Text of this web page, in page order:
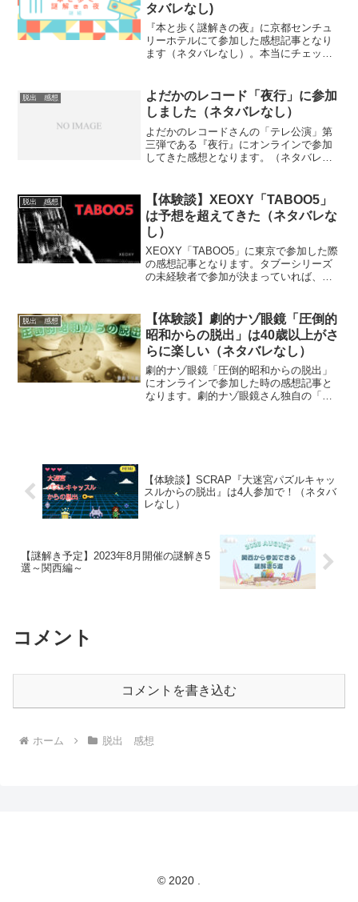
タバレなし)
『​​本と歩く謎解きの夜』に京都センチュ
リーホテルにて参加した感想記事となり
ます（ネタバレなし）。本当にチェック
トですので、雰囲気を知りたい方にお勧
めの記事です。
脱出 感想
よだかのレコード「夜行」に参加
しました（ネタバレなし）
よだかのレコードさんの「テレ公演」第
三弾である『夜行』にオンラインで参加
してきた感想となります。（ネタバレな
脱出 感想
【体験談】XEOXY「TABOO5」
は予想を超えてきた（ネタバレな
し）
XEOXY「TABOO5」に東京で参加した際
の感想記事となります。タブーシリーズ
の未経験者で参加が決まっていれば、内
気を知りたい方にお勧めです。
脱出 感想
【体験談】劇的ナゾ眼鏡「圧倒的
昭和からの脱出」は40歳以上がさ
らに楽しい（ネタバレなし）
劇的ナゾ眼鏡「圧倒的昭和からの脱出」
にオンラインで参加した時の感想記事と
なります。劇的ナゾ眼鏡さん独自の「自
【体験談】SCRAP『大迷宮パズルキャッ
スルからの脱出』は4人参加で！（ネタバ
レなし）
【謎解き予定】2023年8月開催の謎解き5
選～関西編～
コメント
コメントを書き込む
ホーム 脱出 感想
© 2020 .